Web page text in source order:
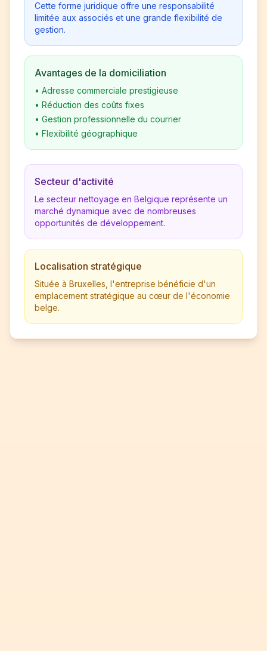
Cette forme juridique offre une responsabilité
limitée aux associés et une grande flexibilité de
gestion.
Avantages de la domiciliation
• Adresse commerciale prestigieuse
• Réduction des coûts fixes
• Gestion professionnelle du courrier
• Flexibilité géographique
Secteur d'activité
Le secteur nettoyage en Belgique représente un
marché dynamique avec de nombreuses
opportunités de développement.
Localisation stratégique
Située à Bruxelles, l'entreprise bénéficie d'un
emplacement stratégique au cœur de l'économie
belge.